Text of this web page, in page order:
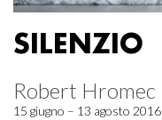
SILENZIO
Robert Hromec
15 giugno – 13 agosto 2016